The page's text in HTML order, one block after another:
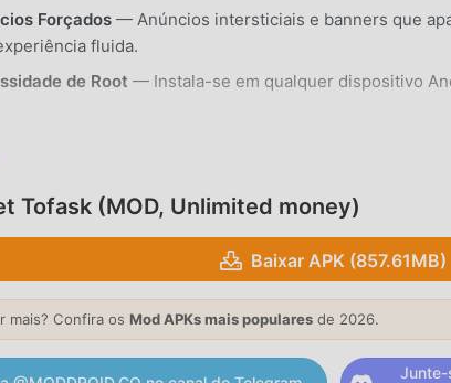
Forçados — Anúncios intersticiais e banners que
fluida.
de Root — Instala-se em qualquer dispositivo
DO APP
DE CARROS
— Altere a pintura da carroceria, estilos de
único nas ruas.
Performance— Melhore o motor, a suspensão e os
máxima e a dirigibilidade.
Tofask (MOD, Unlimited money)
Baixar APK (857.61MB)
mais? Confira os Mod APKs mais populares de 2026.
Junte-